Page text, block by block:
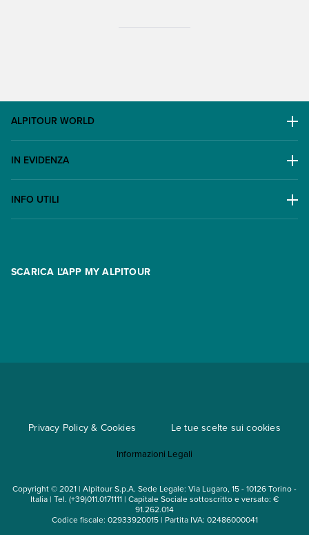
ALPITOUR WORLD
Lavora con noi
Assicurazioni
IN EVIDENZA
INFO UTILI
Condizioni generali di contratto
Mappa del sito
SCARICA L'APP MY ALPITOUR
Privacy Policy & Cookies Le tue scelte sui cookies
Informazioni Legali
Copyright © 2021 | Alpitour S.p.A. Sede Legale: Via Lugaro, 15 - 10126 Torino -
Italia | Tel. (+39)011.0171111 | Capitale Sociale sottoscritto e versato: €
91.262.014
Codice fiscale: 02933920015 | Partita IVA: 02486000041